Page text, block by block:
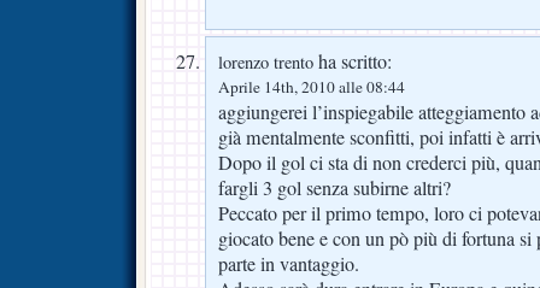
lorenzo trento ha scritto:
Aprile 14th, 2010 alle 08:44
aggiungerei l’inspiegabile atteggiamento
già mentalmente sconfitti, poi infatti è
Dopo il gol ci sta di non crederci più,
fargli 3 gol senza subirne altri?
Peccato per il primo tempo, loro ci
giocato bene e con un pò più di fortuna
parte in vantaggio.